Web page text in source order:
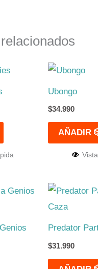
Ubongo
$34.990
AÑADIR
Predator
$31.990